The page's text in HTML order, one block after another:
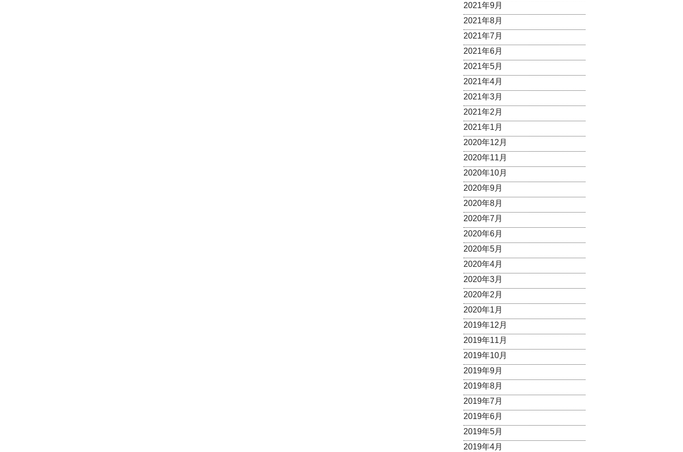
2021年9月
2021年8月
2021年7月
2021年6月
2021年5月
2021年4月
2021年3月
2021年2月
2021年1月
2020年12月
2020年11月
2020年10月
2020年9月
2020年8月
2020年7月
2020年6月
2020年5月
2020年4月
2020年3月
2020年2月
2020年1月
2019年12月
2019年11月
2019年10月
2019年9月
2019年8月
2019年7月
2019年6月
2019年5月
2019年4月